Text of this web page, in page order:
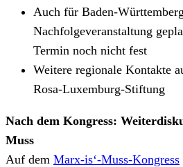
Auch für Baden-
Nachfolgeveranstaltung
Termin noch nicht fest
Weitere regionale Kontakte
Rosa-Luxemburg-Stiftung
Nach dem Kongress:
Muss
Auf dem Marx-is‘-Muss-Kongress